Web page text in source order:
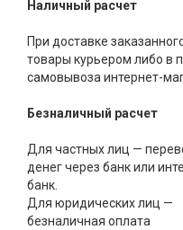
Наличный расчет
При доставке
товары курьером либо в
самовывоза интернет-
Безналичный расчет
Для частных лиц —
денег через банк или
банк.
Для юридических лиц —
безналичная оплата